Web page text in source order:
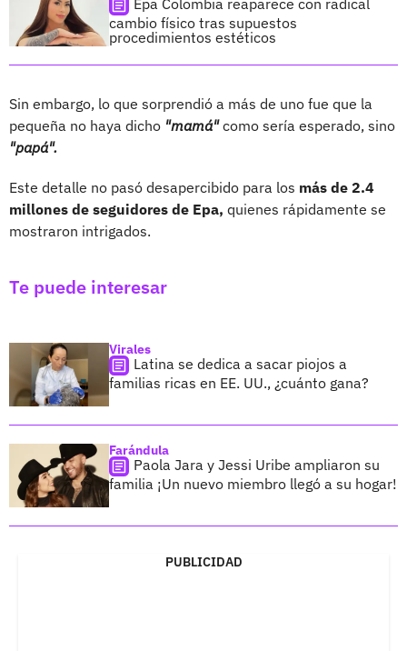
cambio físico tras supuestos
procedimientos estéticos
Sin embargo, lo que sorprendió a más de uno fue que la
pequeña no haya dicho "mamá"como sería esperado, sino
"papá".
Este detalle no pasó desapercibido para los más de 2.4
millones de seguidores de Epa, quienes rápidamente se
mostraron intrigados.
Te puede interesar
Virales
Latina se dedica a sacar piojos a
familias ricas en EE. UU., ¿cuánto gana?
Farándula
Paola Jara y Jessi Uribe ampliaron su
familia ¡Un nuevo miembro llegó a su hogar!
PUBLICIDAD